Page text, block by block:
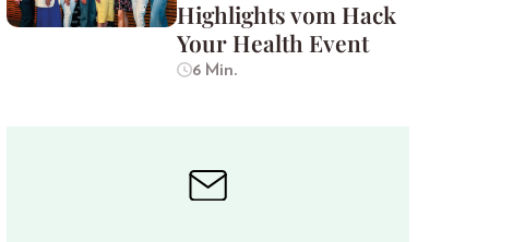
Highlights vom Hack
Your Health Event
6 Min.